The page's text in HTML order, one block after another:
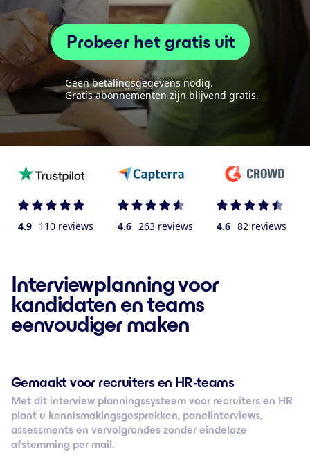
Probeer het gratis uit
Geen betalingsgegevens nodig.
Gratis abonnementen zijn blijvend gratis.
4.9 110 reviews 4.6 263 reviews 4.6 82 reviews
Interviewplanning voor
kandidaten en teams
eenvoudiger maken
Gemaakt voor recruiters en HR-teams
Met dit interview planningssysteem voor recruiters en HR
plant u kennismakingsgesprekken, panelinterviews,
assessments en vervolgrondes zonder eindeloze
afstemming per mail.